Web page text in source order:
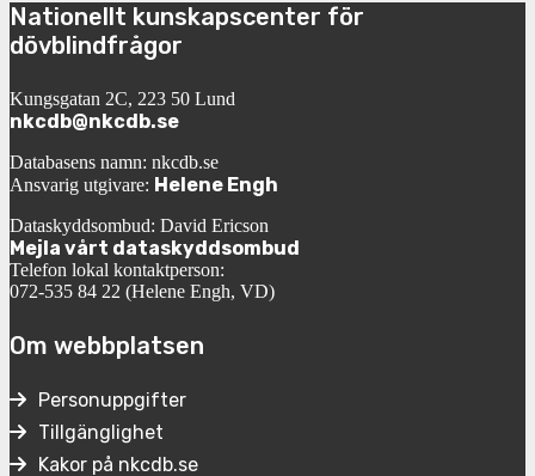
Nationellt kunskapscenter för
dövblindfrågor
Kungsgatan 2C, 223 50 Lund
nkcdb@nkcdb.se
Databasens namn: nkcdb.se
Ansvarig utgivare: Helene Engh
Dataskyddsombud: David Ericson
Mejla vårt dataskyddsombud
Telefon lokal kontaktperson:
072-535 84 22 (Helene Engh, VD)
Om webbplatsen
Personuppgifter
Tillgänglighet
Kakor på nkcdb.se